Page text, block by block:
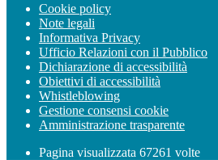
Cookie policy
Note legali
Informativa Privacy
Ufficio Relazioni con il Pubblico
Dichiarazione di accessibilità
Obiettivi di accessibilità
Whistleblowing
Gestione consensi cookie
Amministrazione trasparente
Pagina visualizzata 67261 volte